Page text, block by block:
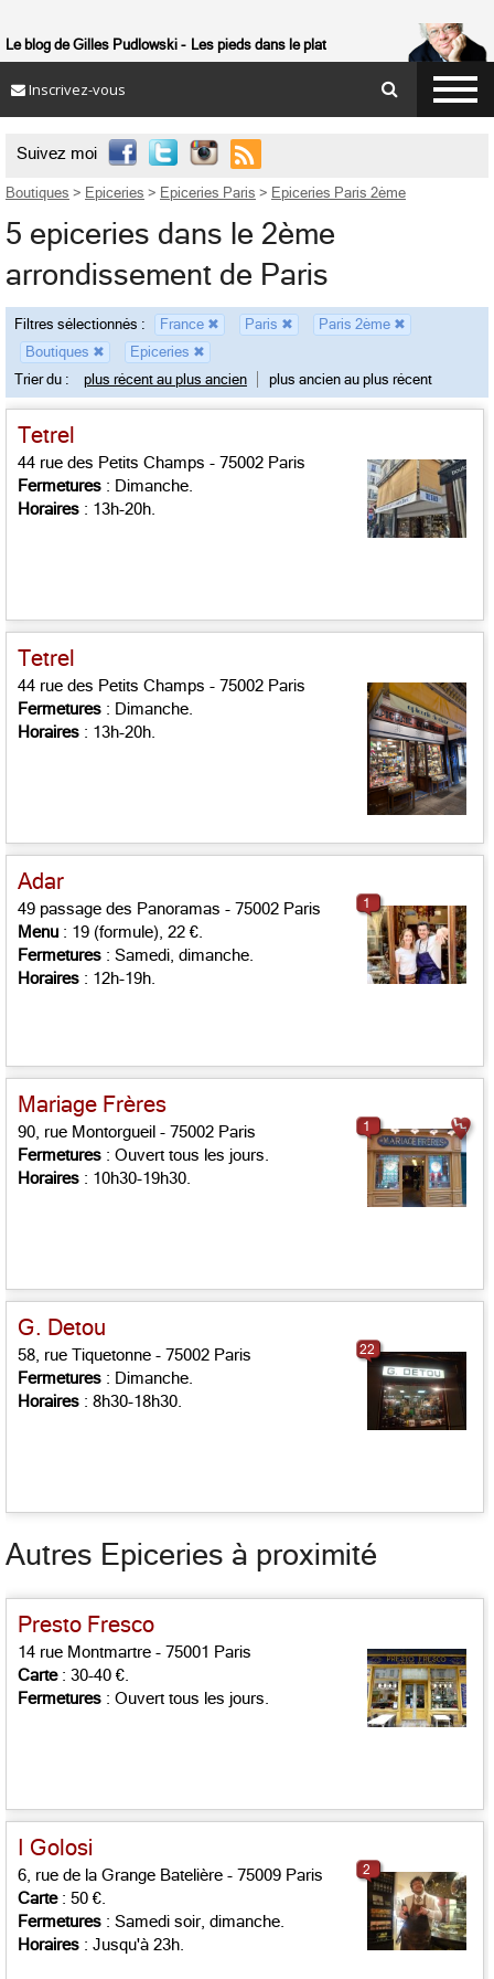
Le blog de Gilles Pudlowski Les pieds dans le plat
Inscrivez-vous
Suivez moi 
Boutiques > Epiceries > Epiceries Paris > Epiceries Paris 2ème
5 epiceries dans le 2ème
arrondissement de Paris
Filtres sélectionnés : France ✖ Paris ✖ Paris 2ème ✖
Boutiques ✖ Epiceries ✖
Trier du :
plus récent au plus ancien plus ancien au plus récent
Tetrel
44 rue des Petits Champs - 75002 Paris
Fermetures : Dimanche.
Horaires : 13h-20h.
Tetrel
44 rue des Petits Champs - 75002 Paris
Fermetures : Dimanche.
Horaires : 13h-20h.
Adar
49 passage des Panoramas - 75002 Paris
Menu : 19 (formule), 22 €.
Fermetures : Samedi, dimanche.
Horaires : 12h-19h.
1
Mariage Frères
90, rue Montorgueil - 75002 Paris
Fermetures : Ouvert tous les jours.
Horaires : 10h30-19h30.
1
G. Detou
58, rue Tiquetonne - 75002 Paris
Fermetures : Dimanche.
Horaires : 8h30-18h30.
22
Autres Epiceries à proximité
Presto Fresco
14 rue Montmartre - 75001 Paris
Carte: 30-40 €.
Fermetures : Ouvert tous les jours.
I Golosi
6, rue de la Grange Batelière - 75009 Paris
Carte: 50 €.
Fermetures : Samedi soir, dimanche.
Horaires : Jusqu'à 23h.
2